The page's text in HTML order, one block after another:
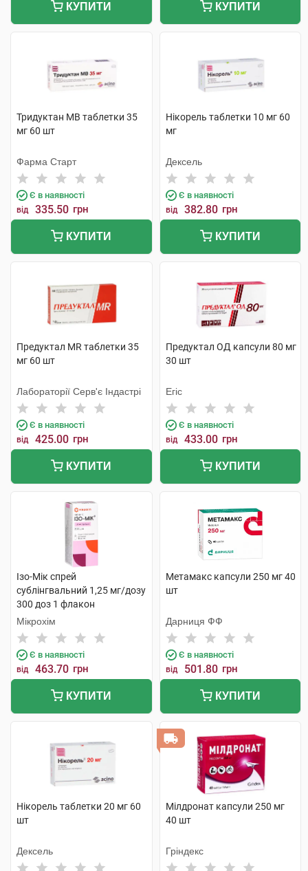
КУПИТИ КУПИТИ
Тридуктан МВ таблетки 35
мг 60 шт
Фарма Старт
Є в наявності
від 335.50 грн
КУПИТИ
Нікорель таблетки 10 мг 60
мг
Дексель
Є в наявності
від 382.80 грн
КУПИТИ
Предуктал MR таблетки 35
мг 60 шт
Лабораторії Серв'є Індастрі
Є в наявності
від 425.00 грн
КУПИТИ
Предуктал ОД капсули 80 мг
30 шт
Егіс
Є в наявності
від 433.00 грн
КУПИТИ
Ізо-Мік спрей
сублінгвальний 1,25 мг/дозу
300 доз 1 флакон
Мікрохім
Є в наявності
від 463.70 грн
КУПИТИ
Метамакс капсули 250 мг 40
шт
Дарниця ФФ
Є в наявності
від 501.80 грн
КУПИТИ
Нікорель таблетки 20 мг 60
шт
Дексель
Мілдронат капсули 250 мг
40 шт
Гріндекс